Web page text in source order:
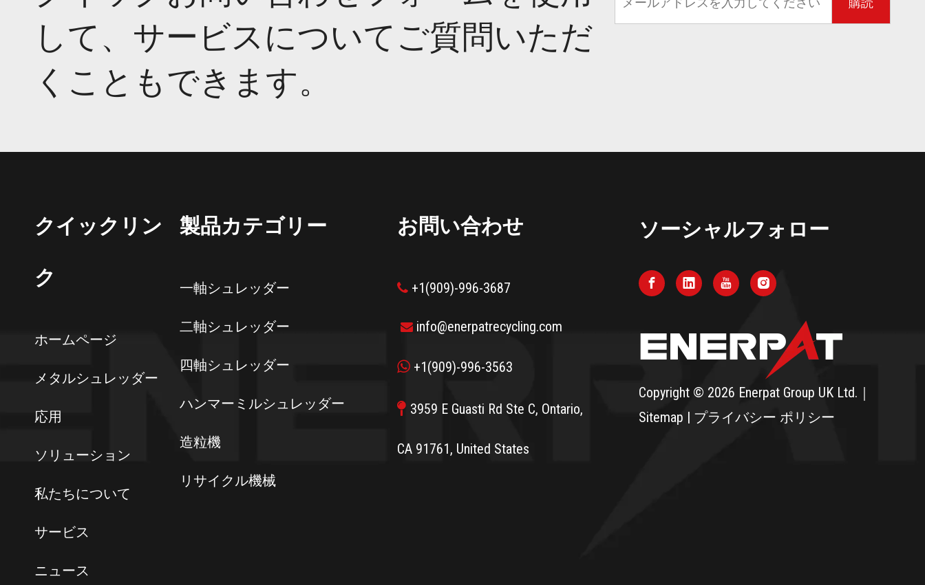
して、サービスについてご質問いただ
くこともできます。
購読
クイックリン
ク
ホームページ
メタルシュレッダー
応用
ソリューション
私たちについて
サービス
ニュース
製品カテゴリー
一軸シュレッダー
二軸シュレッダー
四軸シュレッダー
ハンマーミルシュレッダー
造粒機
リサイクル機械
お問い合わせ
+1(909)-996-3687
 info@enerpatrecycling.com
+1(909)-996-3563
 3959 E Guasti Rd Ste C, Ontario,
CA 91761, United States
ソーシャルフォロー
Copyright © 2026 Enerpat Group UK Ltd.｜
Sitemap | プライバシー ポリシー